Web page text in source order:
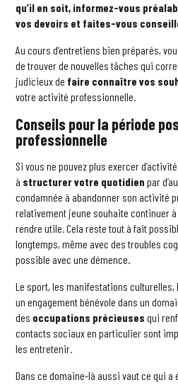
qu’il en soit, informez-vous
vos devoirs et faites-vous
Au cours d’entretiens bien préparés,
de trouver de nouvelles tâches qui
judicieux de faire connaître vos
votre activité professionnelle.
Conseils pour la période
professionnelle
Si vous ne pouvez plus exercer
à structurervotre quotidien par
condamnée à abandonner son activité
relativement jeune souhaite continuer
rendre utile. Cela reste tout à fait
longtemps, même avec des troubles
possible avec une démence.
Le sport, les manifestations culturelles,
un engagement bénévole dans un
des occupations précieuses qui
contacts sociaux en particulier sont
les entretenir.
Dans ce domaine-là aussi vaut ce qui a